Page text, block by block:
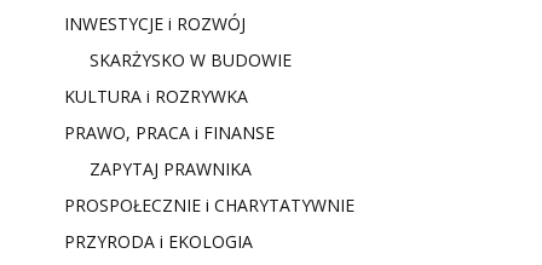
INWESTYCJE i ROZWÓJ
SKARŻYSKO W BUDOWIE
KULTURA i ROZRYWKA
PRAWO, PRACA i FINANSE
ZAPYTAJ PRAWNIKA
PROSPOŁECZNIE i CHARYTATYWNIE
PRZYRODA i EKOLOGIA